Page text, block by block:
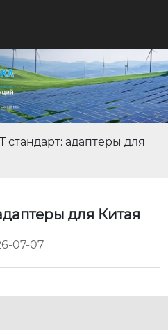
стандарт: адаптеры для
для Китая
07-07